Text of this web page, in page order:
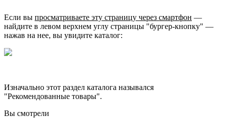
Если вы просматриваете эту страницу через смартфон —
найдите в левом верхнем углу страницы "бургер-кнопку" —
нажав на нее, вы увидите каталог:
Изначально этот раздел каталога назывался
"Рекомендованные товары".
Вы смотрели